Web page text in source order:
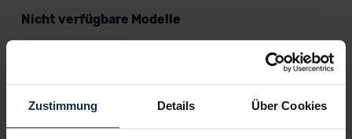
Zustimmung Details Über Cookies
Nicht verfügbare Modelle